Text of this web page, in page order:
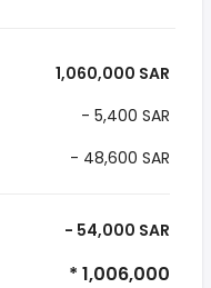
1,060,000 SAR
- 5,400 SAR
- 48,600 SAR
- 54,000 SAR
* 1,006,000